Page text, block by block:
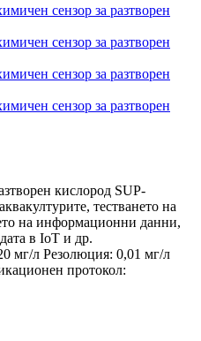
кислород SUP-
тестването на
на информационни данни,
в IoT и др.
мг/л Резолюция: 0,01 мг/л
протокол: